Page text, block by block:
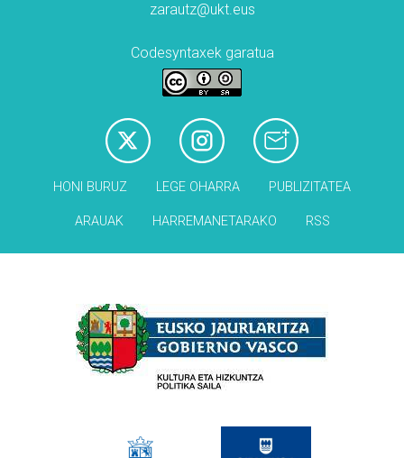
zarautz@ukt.eus
Codesyntaxek garatua
HONI BURUZ LEGE OHARRA PUBLIZITATEA
ARAUAK HARREMANETARAKO RSS